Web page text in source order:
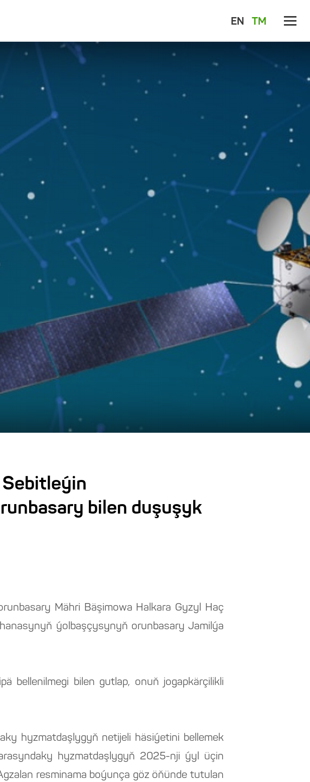
EN TM
Sebitleýin
bilen duşuşyk
Mähri Bäşimowa Halkara Gyzyl Haç
ýolbaşçysynyň orunbasary Jamilýa
bellenilmegi bilen gutlap, onuň jogapkärçilikli
hyzmatdaşlygyň netijeli häsiýetini bellemek
hyzmatdaşlygyň 2025-nji ýyl üçin
resminama boýunça göz öňünde tutulan